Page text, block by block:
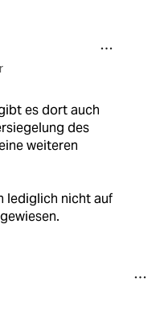
es dort auch
des
weiteren
lediglich nicht auf